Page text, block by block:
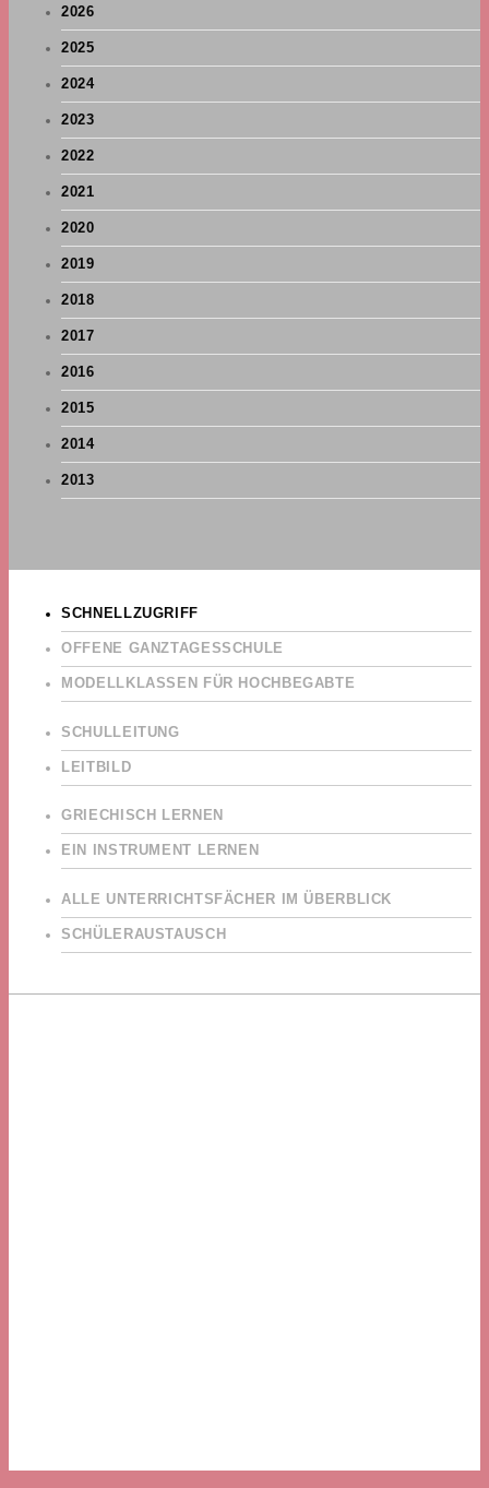
2026
2025
2024
2023
2022
2021
2020
2019
2018
2017
2016
2015
2014
2013
SCHNELLZUGRIFF
OFFENE GANZTAGESSCHULE
MODELLKLASSEN FÜR HOCHBEGABTE
SCHULLEITUNG
LEITBILD
GRIECHISCH LERNEN
EIN INSTRUMENT LERNEN
ALLE UNTERRICHTSFÄCHER IM ÜBERBLICK
SCHÜLERAUSTAUSCH